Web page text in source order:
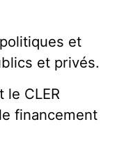
et
et privés.
le CLER
financement